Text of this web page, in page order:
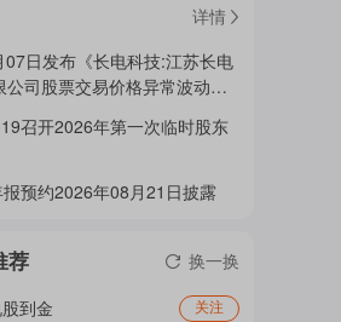
详情
日发布《长电科技:江苏长电
公司股票交易价格异常波动公
召开2026年第一次临时股东
预约2026年08月21日披露
荐 换一换
到金 关注